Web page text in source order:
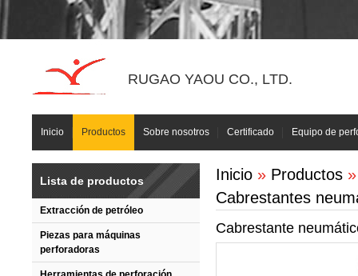
RUGAO YAOU CO., LTD.
Inicio Productos Sobre nosotros Certificado Equipo de
Lista de productos
Extracción de petróleo
Piezas para máquinas
perforadoras
Inicio » Productos
Cabrestantes
Cabrestante